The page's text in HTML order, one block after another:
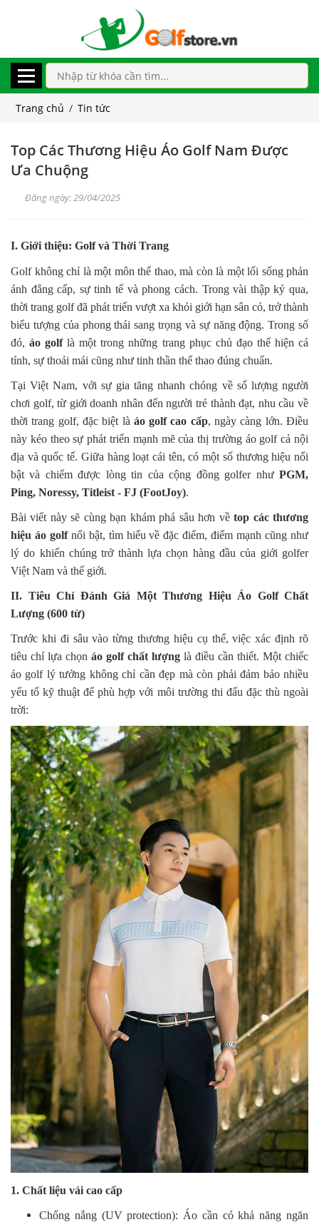
Trang chủ / Tin tức
Top Các Thương Hiệu Áo Golf Nam Được
Ưa Chuộng
Đăng ngày: 29/04/2025
I. Giới thiệu: Golf và Thời Trang
Golf không chỉ là một môn thể thao, mà còn là một lối sống phản
ánh đẳng cấp, sự tinh tế và phong cách. Trong vài thập kỷ qua,
thời trang golf đã phát triển vượt xa khỏi giới hạn sân cỏ, trở thành
biểu tượng của phong thái sang trọng và sự năng động. Trong số
đó,áo golflà một trong những trang phục chủ đạo thể hiện cá
tính, sự thoải mái cũng như tinh thần thể thao đúng chuẩn.
Tại Việt Nam, với sự gia tăng nhanh chóng về số lượng người
chơi golf, từ giới doanh nhân đến người trẻ thành đạt, nhu cầu về
thời trang golf, đặc biệt là áo golf cao cấp, ngày càng lớn. Điều
này kéo theo sự phát triển mạnh mẽ của thị trường áo golf cả nội
địa và quốc tế. Giữa hàng loạt cái tên, có một số thương hiệu nổi
bật và chiếm được lòng tin của cộng đồng golfer như PGM,
Ping, Noressy, Titleist - FJ (FootJoy).
Bài viết này sẽ cùng bạn khám phá sâu hơn vềtop các thương
hiệu áo golfnổi bật, tìm hiểu về đặc điểm, điểm mạnh cũng như
lý do khiến chúng trở thành lựa chọn hàng đầu của giới golfer
Việt Nam và thế giới.
II. Tiêu Chí Đánh Giá Một Thương Hiệu Áo Golf Chất
Lượng (600 từ)
Trước khi đi sâu vào từng thương hiệu cụ thể, việc xác định rõ
tiêu chí lựa chọn áo golf chất lượng là điều cần thiết. Một chiếc
áo golf lý tưởng không chỉ cần đẹp mà còn phải đảm bảo nhiều
yếu tố kỹ thuật để phù hợp với môi trường thi đấu đặc thù ngoài
trời:
1. Chất liệu vải cao cấp
Chống nắng (UV protection): Áo cần có khả năng ngăn